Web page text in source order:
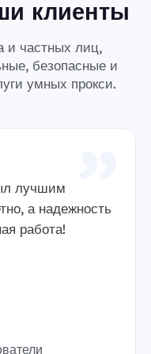
клиенты
и частных лиц,
безопасные и
умных прокси.
лучшим
а надежность
работа!